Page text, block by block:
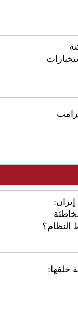
النظام؟
خلفها: